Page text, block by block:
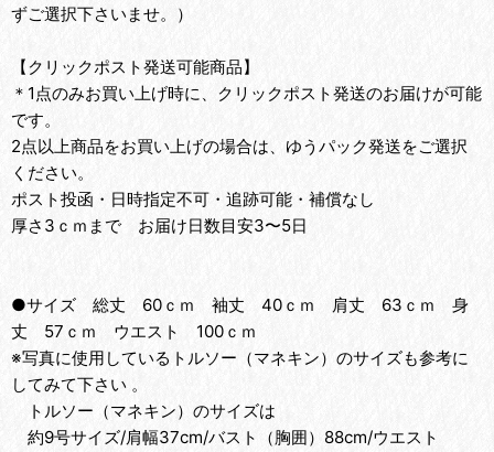
ずご選択下さいませ。）
【クリックポスト発送可能商品】
＊1点のみお買い上げ時に、クリックポスト発送のお届けが可能
です。
2点以上商品をお買い上げの場合は、ゆうパック発送をご選択
ください。
ポスト投函・日時指定不可・追跡可能・補償なし
厚さ3ｃｍまで お届け日数目安3〜5日
●サイズ 総丈 60ｃｍ 袖丈 40ｃｍ 肩丈 63ｃｍ 身
丈 57ｃｍ ウエスト 100ｃｍ
※写真に使用しているトルソー（マネキン）のサイズも参考に
してみて下さい 。
トルソー（マネキン）のサイズは
約9号サイズ/肩幅37cm/バスト（胸囲）88cm/ウエスト